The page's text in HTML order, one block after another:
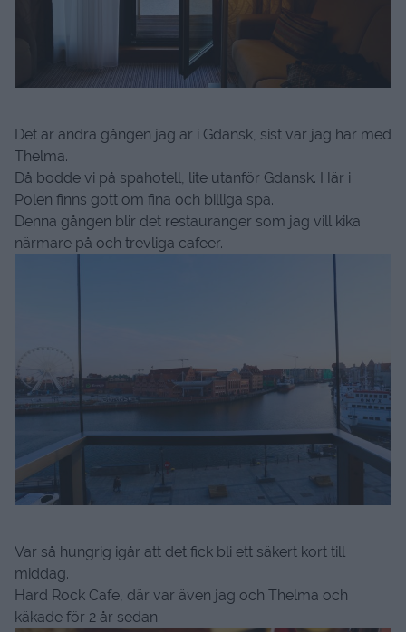
Det är andra gången jag är i Gdansk, sist var jag här med
Thelma.
Då bodde vi på spahotell, lite utanför Gdansk. Här i
Polen finns gott om fina och billiga spa.
Denna gången blir det restauranger som jag vill kika
närmare på och trevliga cafeer.
Var så hungrig igår att det fick bli ett säkert kort till
middag.
Hard Rock Cafe, där var även jag och Thelma och
käkade för 2 år sedan.